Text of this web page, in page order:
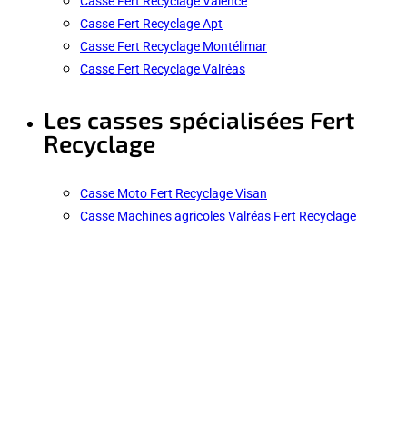
Casse Fert Recyclage Apt
Casse Fert Recyclage Montélimar
Casse Fert Recyclage Valréas
Les casses spécialisées Fert
Recyclage
Casse Moto Fert Recyclage Visan
Casse Machines agricoles Valréas Fert Recyclage